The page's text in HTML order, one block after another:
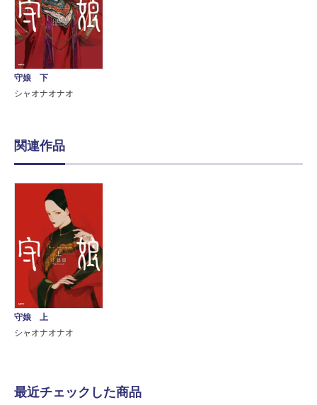
守娘 下
シャオナオナオ
関連作品
守娘 上
シャオナオナオ
最近チェックした商品